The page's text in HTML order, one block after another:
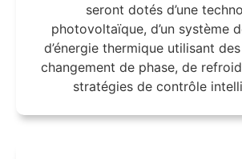
seront dotés d’une
photovoltaïque, d’un système
d’énergie thermique utilisant
changement de phase, de
stratégies de contrôle